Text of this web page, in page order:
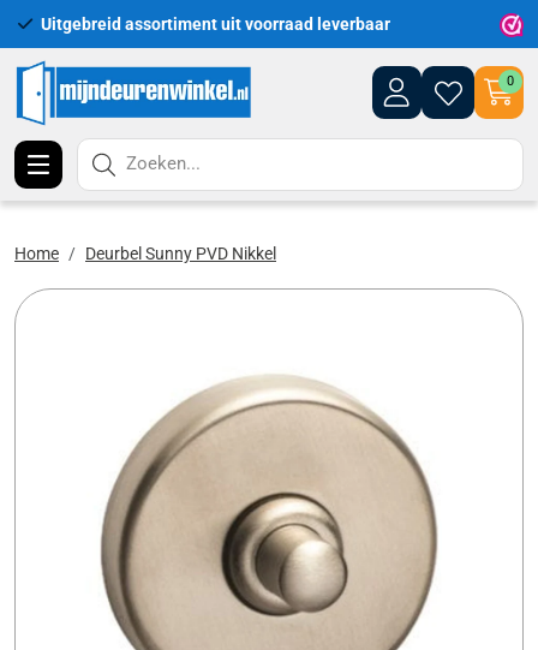
Uitgebreid assortiment uit voorraad leverbaar
0
Zoeken...
Home Deurbel Sunny PVD Nikkel